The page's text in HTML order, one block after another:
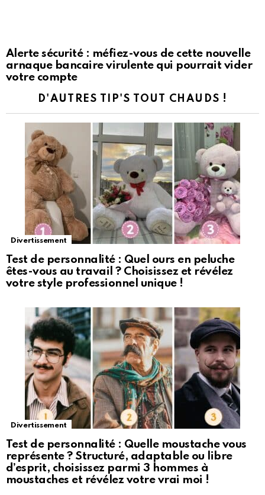
Alerte sécurité : méfiez-vous de cette nouvelle
arnaque bancaire virulente qui pourrait vider
votre compte
D'AUTRES TIP'S TOUT CHAUDS !
Divertissement
Test de personnalité : Quel ours en peluche
êtes-vous au travail ? Choisissez et révélez
votre style professionnel unique !
Divertissement
Test de personnalité : Quelle moustache vous
représente ? Structuré, adaptable ou libre
d’esprit, choisissez parmi 3 hommes à
moustaches et révélez votre vrai moi !